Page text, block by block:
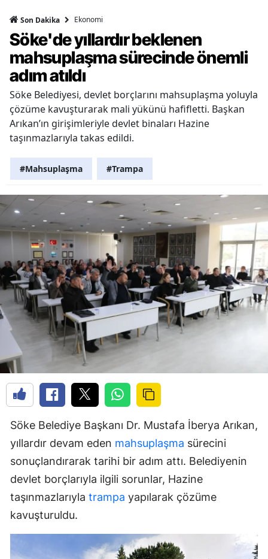
Son Dakika Ekonomi
Söke'de yıllardır beklenen
mahsuplaşma sürecinde önemli
adım atıldı
Söke Belediyesi, devlet borçlarını mahsuplaşma yoluyla
çözüme kavuşturarak mali yükünü hafifletti. Başkan
Arıkan’ın girişimleriyle devlet binaları Hazine
taşınmazlarıyla takas edildi.
#Mahsuplaşma #Trampa
Söke Belediye Başkanı Dr. Mustafa İberya Arıkan,
yıllardır devam eden mahsuplaşma sürecini
sonuçlandırarak tarihi bir adım attı. Belediyenin
devlet borçlarıyla ilgili sorunlar, Hazine
taşınmazlarıyla trampa yapılarak çözüme
kavuşturuldu.